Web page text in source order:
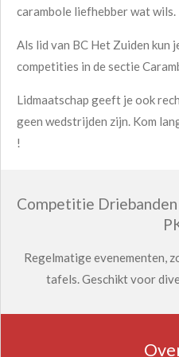
carambole liefhebber wat wils.
Als lid van BC Het Zuiden kun
competities in de sectie
Lidmaatschap geeft je ook
geen wedstrijden zijn. Kom
!
Competitie
Regelmatige evenementen,
tafels. Geschikt voor